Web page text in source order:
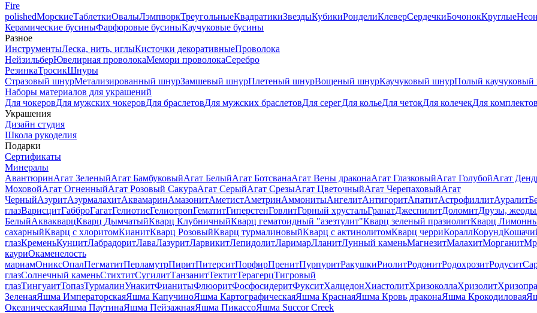
Fire
polishedМорскиеТаблеткиОвалыЛэмпворкТреугольныеКвадратикиЗвездыКубикиРонделиКлеверСердечкиБочонокКруглые
Керамические бусиныФарфоровые бусиныКаучуковые бусины
Разное
ИнструментыЛеска, нить, иглыКисточки декоративныеПроволока
НейзильберЮвелирная проволокаМемори проволокаСеребро
РезинкаТросикШнуры
Стразовый шнурМетализированный шнурЗамшевый шнурПлетеный шнурВощеный шнурКаучуковый шнурПолый
Наборы материалов для украшений
Для чокеровДля мужских чокеровДля браслетовДля мужских браслетовДля серегДля кольеДля четокДля колечекДля
Украшения
Дизайн студия
Школа рукоделия
Подарки
Сертификаты
Минералы
АвантюринАгат ЗеленыйАгат БамбуковыйАгат БелыйАгат БотсванаАгат Вены драконаАгат ГлазковыйАгат ГолубойАгат
МоховойАгат ОгненныйАгат Розовый СакураАгат СерыйАгат СрезыАгат ЦветочныйАгат ЧерепаховыйАгат
ЧерныйАзуритАзурмалахитАквамаринАмазонитАметистАметринАммонитыАнгелитАнтигоритАпатитАстрофиллитАуралит
глазВарисцитГабброГагатГелиотисГелиотропГематитГиперстенГовлитГорный хрустальГранатДжеспилитДоломитДрузы, жеоды
БелыйАквакварцКварц ДымчатыйКварц КлубничныйКварц гематоидный "азезтулит"Кварц зеленый празиолитКварц
сахарныйКварц с хлоритомКианитКварц РозовыйКварц турмалиновыйКварц с актинолитомКварц черриКораллКорунд
глазКременьКунцитЛабрадоритЛаваЛазуритЛарвикитЛепидолитЛаримарЛланитЛунный каменьМагнезитМалахитМорганит
кауриОкаменелость
мариамОниксОпалПегматитПерламутрПиритПитерситПорфирПренитПурпуритРакушкиРиолитРодонитРодохрозитРодусит
глазСолнечный каменьСтихтитСугилитТанзанитТектитТерагерцТигровый
глазТингуаитТопазТурмалинУнакитФианитыФлюоритФосфосидеритФукситХалцедонХиастолитХризоколлаХризолит
ЗеленаяЯшма ИмператорскаяЯшма КапучиноЯшма КартографическаяЯшма КраснаяЯшма Кровь драконаЯшма Крокодиловая
ОкеаническаяЯшма ПаутинаЯшма ПейзажнаяЯшма ПикассоЯшма Succor Creek